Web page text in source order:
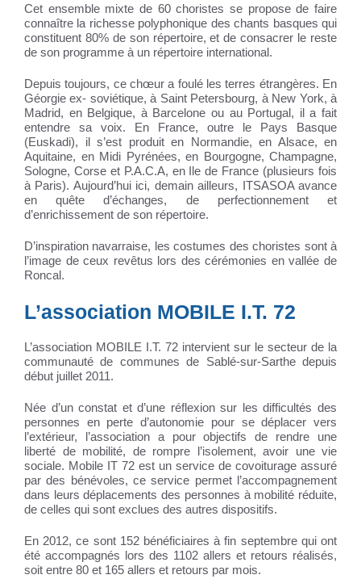
Cet ensemble mixte de 60 choristes se propose de faire
connaître la richesse polyphonique des chants basques qui
constituent 80% de son répertoire, et de consacrer le reste
de son programme à un répertoire international.
Depuis toujours, ce chœur a foulé les terres étrangères. En
Géorgie ex- soviétique, à Saint Petersbourg, à New York, à
Madrid, en Belgique, à Barcelone ou au Portugal, il a fait
entendre sa voix. En France, outre le Pays Basque
(Euskadi), il s’est produit en Normandie, en Alsace, en
Aquitaine, en Midi Pyrénées, en Bourgogne, Champagne,
Sologne, Corse et P.A.C.A, en Ile de France (plusieurs fois
à Paris). Aujourd’hui ici, demain ailleurs, ITSASOA avance
en quête d’échanges, de perfectionnement et
d’enrichissement de son répertoire.
D’inspiration navarraise, les costumes des choristes sont à
l’image de ceux revêtus lors des cérémonies en vallée de
Roncal.
L’association MOBILE I.T. 72
L’association MOBILE I.T. 72 intervient sur le secteur de la
communauté de communes de Sablé-sur-Sarthe depuis
début juillet 2011.
Née d’un constat et d’une réflexion sur les difficultés des
personnes en perte d’autonomie pour se déplacer vers
l’extérieur, l’association a pour objectifs de rendre une
liberté de mobilité, de rompre l’isolement, avoir une vie
sociale. Mobile IT 72 est un service de covoiturage assuré
par des bénévoles, ce service permet l’accompagnement
dans leurs déplacements des personnes à mobilité réduite,
de celles qui sont exclues des autres dispositifs.
En 2012, ce sont 152 bénéficiaires à fin septembre qui ont
été accompagnés lors des 1102 allers et retours réalisés,
soit entre 80 et 165 allers et retours par mois.